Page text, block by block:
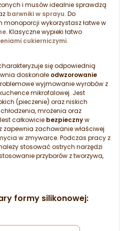
i musów idealnie sprawdzą
barwniki w sprayu. Do
wykorzystasz łatwe w
. Klasyczne wypieki łatwo
cukierniczymi.
się odpowiednią
doskonałe odwzorowanie
wyjmowanie wyrobów z
mikrofalowej. Jest
(pieczenie) oraz niskich
mrożenia oraz
całkowicie bezpiecznyw
zapewnia zachowanie właściwej
w zmywarce. Podczas pracy z
stosować ostrych narzędzi
przyborów z tworzywa,
formy silikonowej: